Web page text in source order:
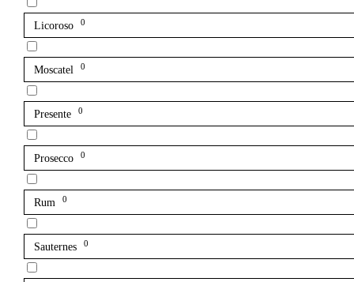
Licoroso 0
Moscatel 0
Presente 0
Prosecco 0
Rum 0
Sauternes 0